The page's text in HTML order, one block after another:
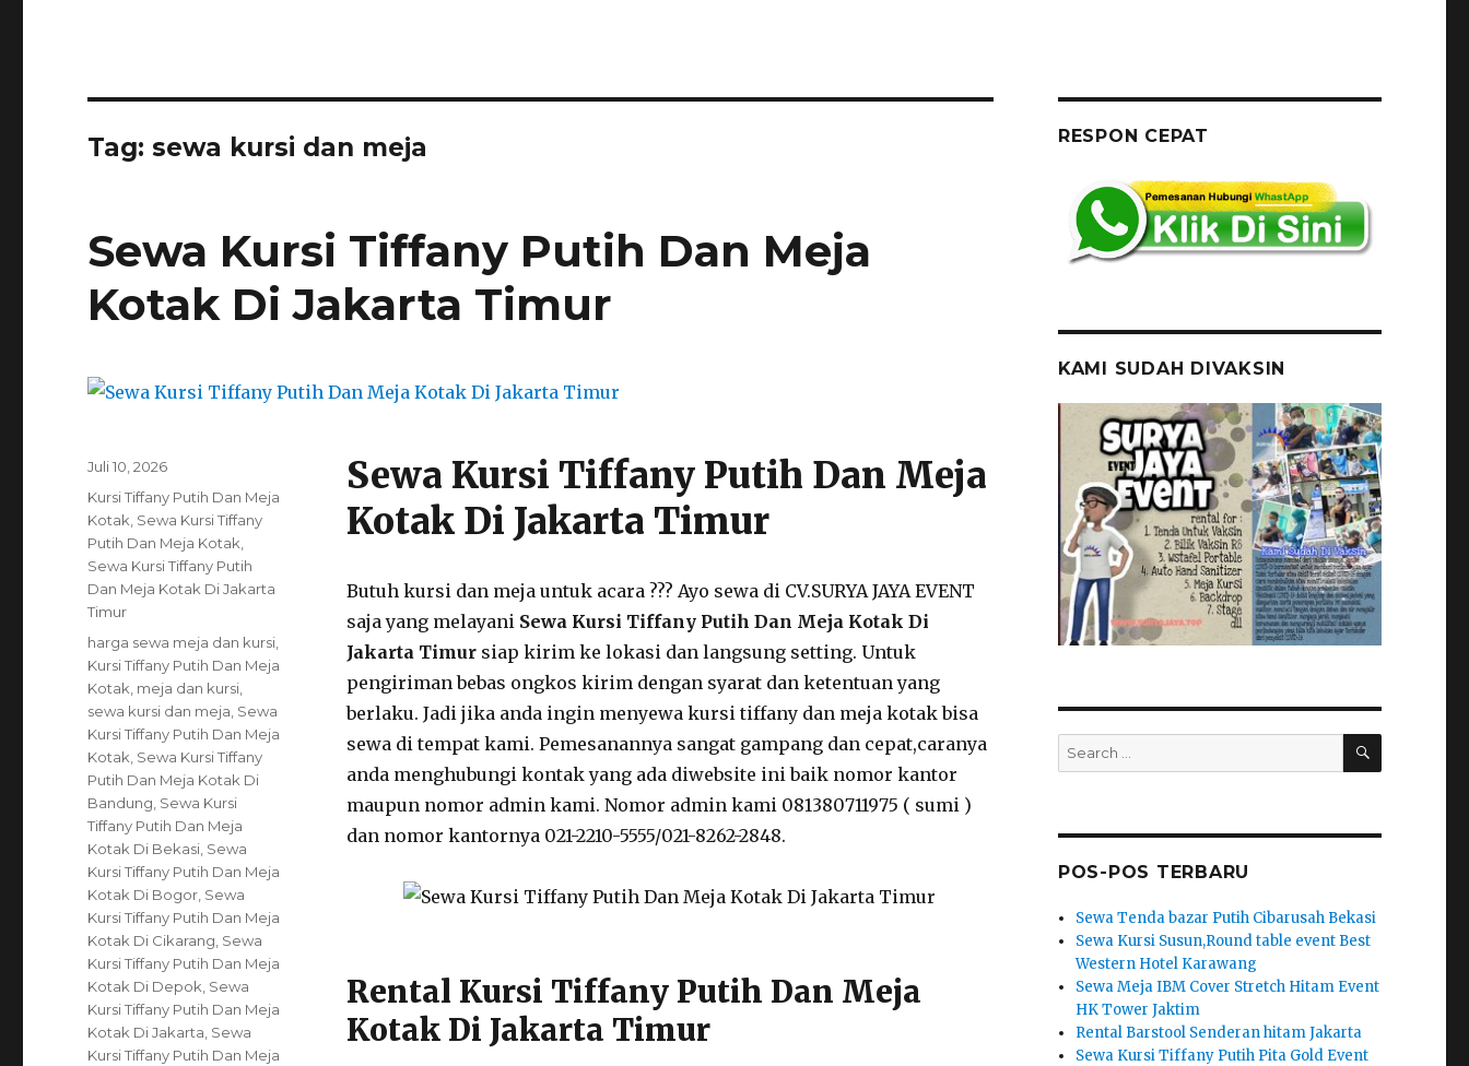
Tag:sewa kursi dan meja
Sewa Kursi Tiffany Putih Dan Meja
Kotak Di Jakarta Timur
Sewa Kursi Tiffany Putih Dan Meja
Kotak Di Jakarta Timur
Butuh kursi dan meja untuk acara ??? Ayo sewa di CV.SURYA JAYA EVENT
saja yang melayani Sewa Kursi Tiffany Putih Dan Meja Kotak Di
Jakarta Timursiap kirim ke lokasi dan langsung setting. Untuk
pengiriman bebas ongkos kirim dengan syarat dan ketentuan yang
berlaku. Jadi jika anda ingin menyewa kursi tiffany dan meja kotak bisa
sewa di tempat kami. Pemesanannya sangat gampang dan cepat,caranya
anda menghubungi kontak yang ada diwebsite ini baik nomor kantor
maupun nomor admin kami. Nomor admin kami 081380711975 ( sumi )
dan nomor kantornya 021-2210-5555/021-8262-2848.
Rental Kursi Tiffany Putih Dan Meja
Kotak Di Jakarta Timur
Posted
Juli 10, 2026
Categories
Kursi Tiffany Putih Dan Meja
Kotak Sewa Kursi Tiffany
Putih Dan Meja Kotak
Sewa Kursi Tiffany Putih
Dan Meja Kotak Di Jakarta
Timur
Tags
harga sewa meja dan kursi
Kursi Tiffany Putih Dan Meja
Kotak meja dan kursi
sewa kursi dan meja Sewa
Kursi Tiffany Putih Dan Meja
Kotak Sewa Kursi Tiffany
Putih Dan Meja Kotak Di
Bandung Sewa Kursi
Tiffany Putih Dan Meja
Kotak Di Bekasi Sewa
Kursi Tiffany Putih Dan Meja
Kotak Di Bogor Sewa
Kursi Tiffany Putih Dan Meja
Kotak Di Cikarang Sewa
Kursi Tiffany Putih Dan Meja
Kotak Di Depok Sewa
Kursi Tiffany Putih Dan Meja
Kotak Di Jakarta Sewa
Kursi Tiffany Putih Dan Meja
RESPON CEPAT
KAMI SUDAH DIVAKSIN
Search
for:
SEARCH
POS-POS TERBARU
Sewa Tenda bazar Putih Cibarusah Bekasi
Sewa Kursi Susun,Round table event Best
Western Hotel Karawang
Sewa Meja IBM Cover Stretch Hitam Event
HK Tower Jaktim
Rental Barstool Senderan hitam Jakarta
Sewa Kursi Tiffany Putih Pita Gold Event